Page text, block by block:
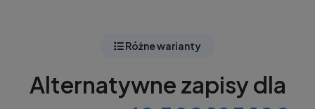
Różne warianty
Alternatywne zapisy dla